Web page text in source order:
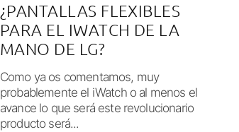
¿PANTALLAS FLEXIBLES
PARA EL IWATCH DE LA
MANO DE LG?
Como ya os comentamos, muy
probablemente el iWatch o al menos el
avance lo que será este revolucionario
producto será...